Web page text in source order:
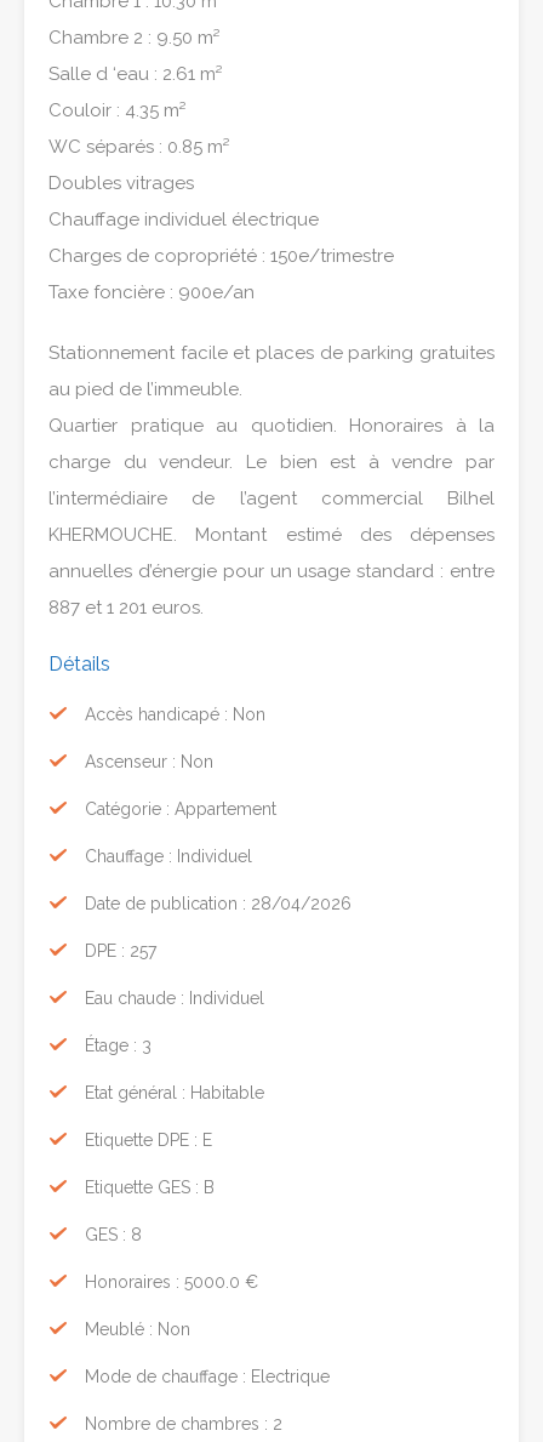
Chambre 2 : 9.50 m²
Salle d ‘eau : 2.61 m²
Couloir : 4.35 m²
WC séparés : 0.85 m²
Doubles vitrages
Chauffage individuel électrique
Charges de copropriété : 150e/trimestre
Taxe foncière : 900e/an
Stationnement facile et places de parking gratuites
au pied de l’immeuble.
Quartier pratique au quotidien. Honoraires à la
charge du vendeur. Le bien est à vendre par
l’intermédiaire de l’agent commercial Bilhel
KHERMOUCHE. Montant estimé des dépenses
annuelles d’énergie pour un usage standard : entre
887 et 1 201 euros.
Détails
Accès handicapé : Non
Ascenseur : Non
Catégorie : Appartement
Chauffage : Individuel
Date de publication : 28/04/2026
DPE : 257
Eau chaude : Individuel
Étage : 3
Etat général : Habitable
Etiquette DPE : E
Etiquette GES : B
GES : 8
Honoraires : 5000.0 €
Meublé : Non
Mode de chauffage : Electrique
Nombre de chambres : 2